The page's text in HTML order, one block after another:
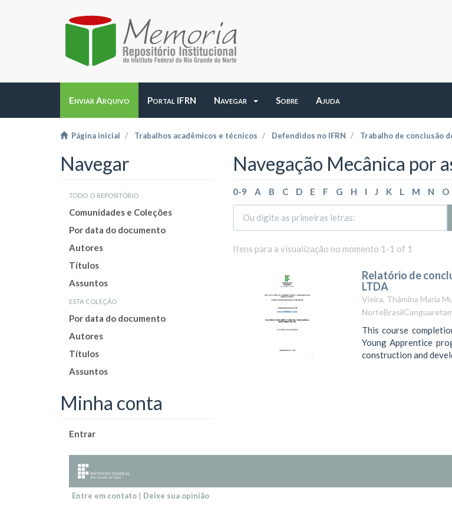
Enviar Arquivo Portal IFRN Navegar Sobre Ajuda
Página inicial Trabalhos acadêmicos e técnicos Defendidos no IFRN Trabalho de conclusão
Navegar
todo o repositório
Comunidades e Coleções
Por data do documento
Autores
Títulos
Assuntos
esta coleção
Por data do documento
Autores
Títulos
Assuntos
Minha conta
Entrar
Navegação Mecânica por
0-9 A B C D E F G H I J K L M N O
Itens para a visualização no momento 1-1 of 1
Relatório de
LTDA
Vieira, Thâmina Maria
This course
Young Apprentice
construction and
Entre em contato Deixe sua opinião